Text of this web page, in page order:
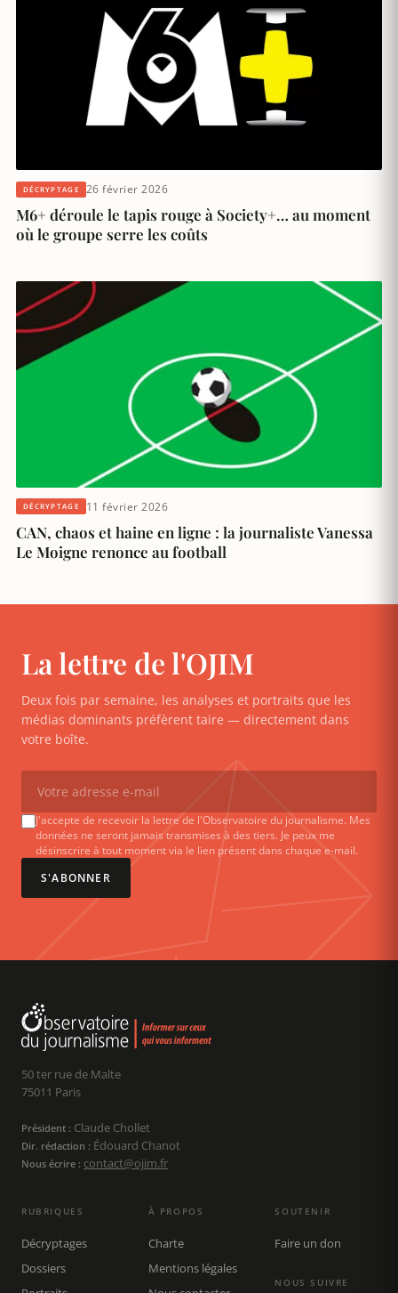
DÉCRYPTAGE 26 février 2026
M6+ déroule le tapis rouge à Society+… au moment
où le groupe serre les coûts
DÉCRYPTAGE 11 février 2026
CAN, chaos et haine en ligne : la journaliste Vanessa
Le Moigne renonce au football
La lettre de l'OJIM
Deux fois par semaine, les analyses et portraits que les
médias dominants préfèrent taire — directement dans
votre boîte.
J'accepte de recevoir la lettre de l'Observatoire du journalisme. Mes
données ne seront jamais transmises à des tiers. Je peux me
désinscrire à tout moment via le lien présent dans chaque e-mail.
S'ABONNER
50 ter rue de Malte
75011 Paris
Président : Claude Chollet
Dir. rédaction : Édouard Chanot
Nous écrire : contact@ojim.fr
RUBRIQUES
Décryptages
Dossiers
À PROPOS
Charte
Mentions légales
SOUTENIR
Faire un don
NOUS SUIVRE